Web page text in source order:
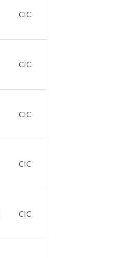
CIC
CIC
CIC
CIC
CIC